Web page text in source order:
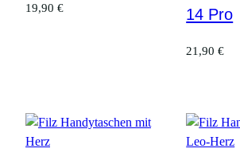
19,90 €
14 Pro
21,90€